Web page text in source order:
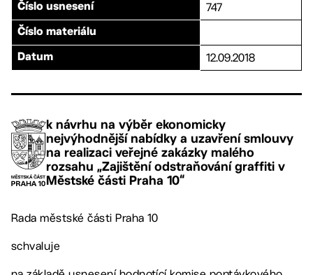
Číslo usnesení 747
Číslo materiálu
Datum 12.09.2018
k návrhu na výběr ekonomicky
nejvýhodnější nabídky a uzavření smlouvy
na realizaci veřejné zakázky malého
rozsahu „Zajištění odstraňování graffiti v
Městské části Praha 10“
Rada městské části Praha 10
schvaluje